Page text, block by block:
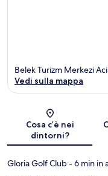
Belek Turizm Merkezi
Vedi sulla mappa
Cosa c’è nei
dintorni?
Gloria Golf Club- 6 min in